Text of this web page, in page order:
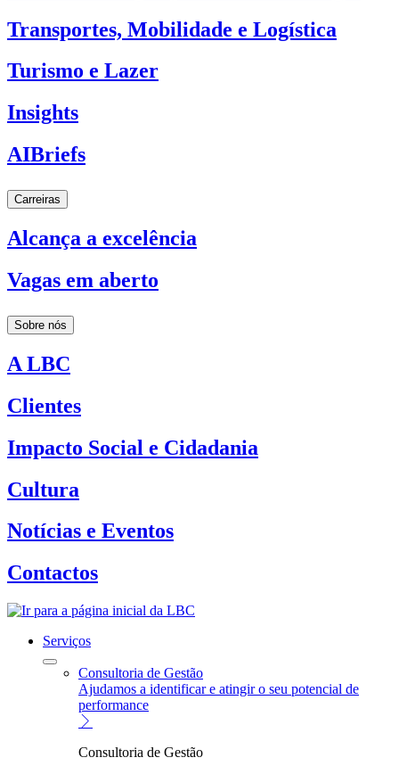
Transportes, Mobilidade e Logística
Turismo e Lazer
Insights
AIBriefs
Carreiras
Alcança a excelência
Vagas em aberto
Sobre nós
A LBC
Clientes
Impacto Social e Cidadania
Cultura
Notícias e Eventos
Contactos
Serviços
Consultoria de Gestão
Ajudamos a identificar e atingir o seu potencial de
performance
Consultoria de Gestão